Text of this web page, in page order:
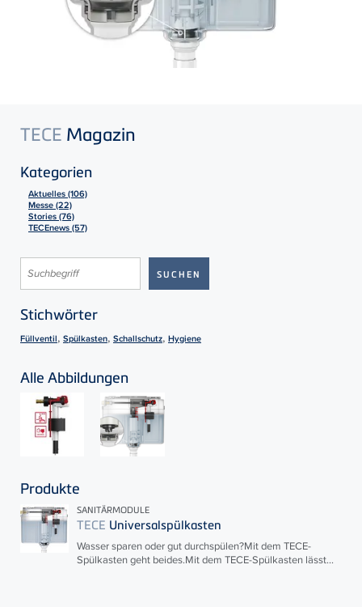
TECE Magazin
Kategorien
Aktuelles (106)
Messe (22)
Stories (76)
TECEnews (57)
Stichwörter
Füllventil, Spülkasten, Schallschutz, Hygiene
Alle Abbildungen
Produkte
SANITÄRMODULE
TECE Universalspülkasten
Wasser sparen oder gut durchspülen?Mit dem TECE-
Spülkasten geht beides.Mit dem TECE-Spülkasten lässt...